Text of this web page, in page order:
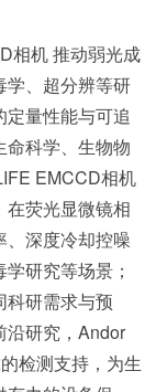
相机 推动弱光成
学、超分辨等研
量性能与可追
科学、生物物
EMCCD相机
在荧光显微镜相
、深度冷却控噪
研究等场景；
科研需求与预
沿研究，Andor
检测支持，为生